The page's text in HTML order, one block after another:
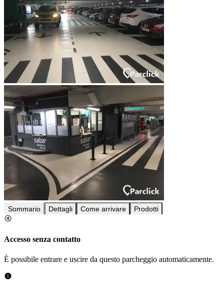
Sommario Dettagli Come arrivare Prodotti
Accesso senza contatto
È possibile entrare e uscire da questo parcheggio automaticamente.